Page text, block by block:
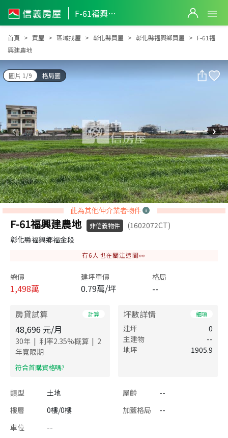
F-61福興建農地
F-61福興建農地
首頁 買屋 區域找屋 彰化縣買屋 彰化縣福興鄉買屋
F-61福
興建農地
圖片 1/9 格局圖
此為其他仲介業者物件
F-61福興建農地 非信義物件
(1602072CT)
彰化縣福興鄉福金段
有6 人也在關注這間👀
總價
1,498萬
建坪單價
0.79萬/坪
格局
--
房貸試算 計算
48,696 元/月
30年 | 利率2.35%概算 | 2
年寬限期
​符合首購資格嗎?
坪數詳情 細項
建坪
0
主建物
--
地坪
1905.9
類型 土地 屋齡
--
樓層
0樓/0樓 加蓋格局
--
車位
--